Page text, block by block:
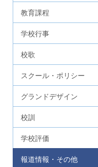
教育課程
学校行事
校歌
スクール・ポリシー
グランドデザイン
校訓
学校評価
報道情報・その他